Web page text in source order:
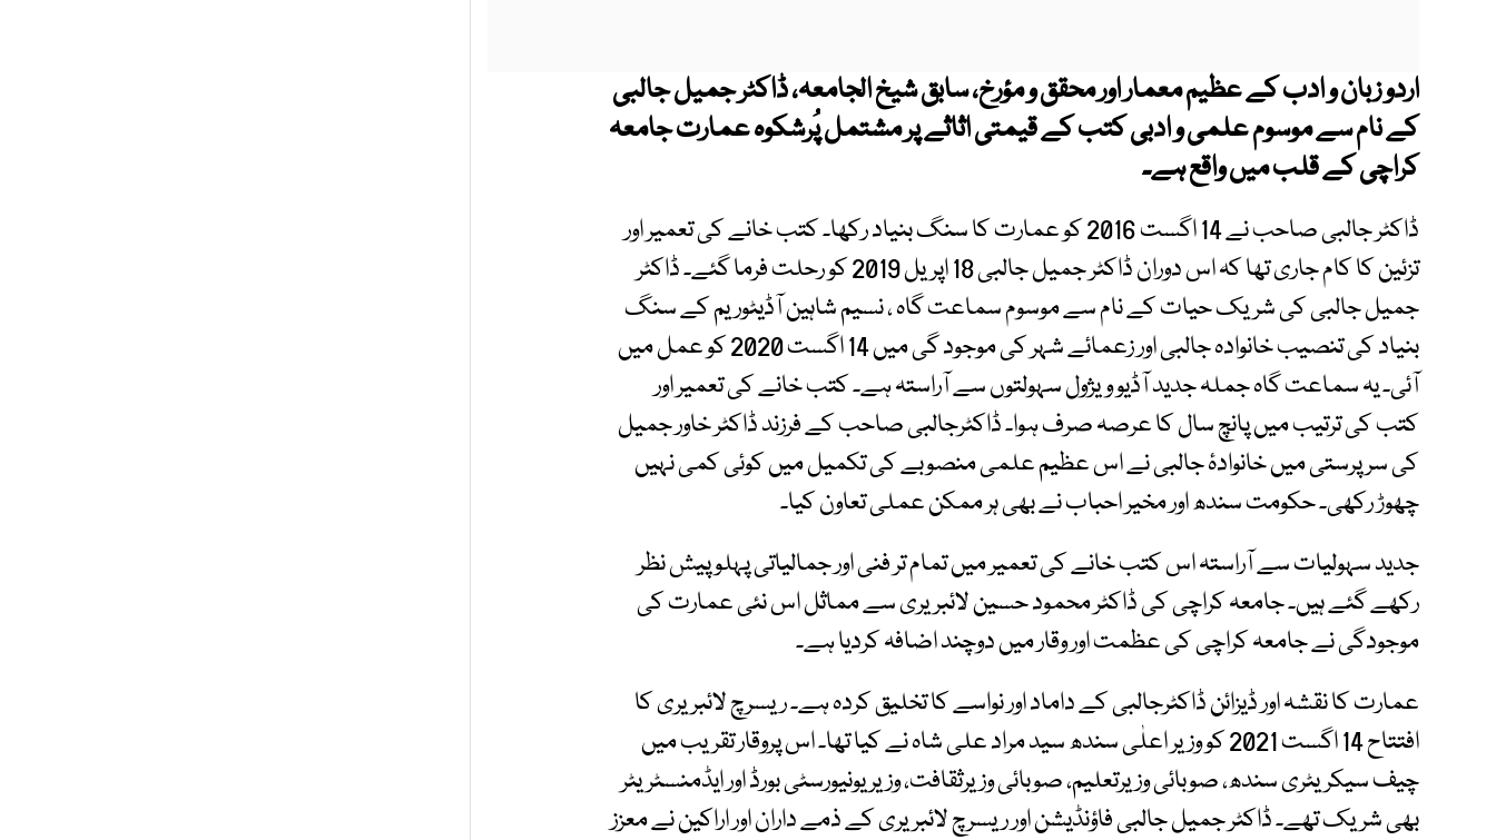
اردو زبان و ادب کے عظیم معمار اور محقق و مؤرخ، سابق شیخ الجامعہ، ڈاکٹر جمیل جالبی
کے نام سے موسوم علمی و ادبی کتب کے قیمتی اثاثے پر مشتمل پُرشکوہ عمارت جامعہ
کراچی کے قلب میں واقع ہے۔
ڈاکٹر جالبی صاحب نے 14 اگست 2016 کو عمارت کا سنگ بنیاد رکھا۔ کتب خانے کی تعمیر اور
تزئین کا کام جاری تھا کہ اس دوران ڈاکٹر جمیل جالبی 18 اپریل 2019 کو رحلت فرما گئے۔ ڈاکٹر
جمیل جالبی کی شریک حیات کے نام سے موسوم سماعت گاہ ، نسیم شاہین آڈیٹوریم کے سنگ
بنیاد کی تنصیب خانوادہ جالبی اور زعمائے شہر کی موجود گی میں 14 اگست 2020 کو عمل میں
آئی۔ یہ سماعت گاہ جملہ جدید آڈیو ویژول سہولتوں سے آراستہ ہے۔ کتب خانے کی تعمیر اور
کتب کی ترتیب میں پانچ سال کا عرصہ صرف ہوا۔ ڈاکٹرجالبی صاحب کے فرزند ڈاکٹر خاور جمیل
کی سرپرستی میں خانوادۂ جالبی نے اس عظیم علمی منصوبے کی تکمیل میں کوئی کمی نہیں
چھوڑ رکھی۔ حکومت سندھ اور مخیر احباب نے بھی ہر ممکن عملی تعاون کیا۔
جدید سہولیات سے آراستہ اس کتب خانے کی تعمیر میں تمام تر فنی اور جمالیاتی پہلو پیش نظر
رکھے گئے ہیں۔ جامعہ کراچی کی ڈاکٹر محمود حسین لائبریری سے مماثل اس نئی عمارت کی
موجودگی نے جامعہ کراچی کی عظمت اور وقار میں دوچند اضافہ کردیا ہے۔
عمارت کا نقشہ اور ڈیزائن ڈاکٹرجالبی کے داماد اور نواسے کا تخلیق کردہ ہے۔ ریسرچ لائبریری کا
افتتاح 14 اگست 2021 کو وزیر اعلٰی سندھ سید مراد علی شاہ نے کیا تھا۔ اس پروقار تقریب میں
چیف سیکریٹری سندھ، صوبائی وزیرتعلیم، صوبائی وزیرثقافت، وزیر یونیورسٹی بورڈ اور ایڈمنسٹریٹر
بھی شریک تھے۔ ڈاکٹر جمیل جالبی فاؤنڈیشن اور ریسرچ لائبریری کے ذمے داران اور اراکین نے معزز